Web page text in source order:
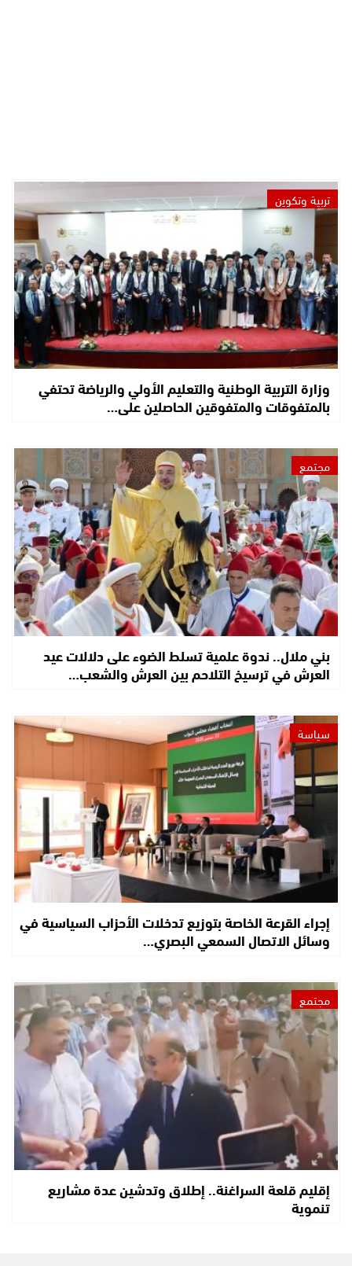
تربية وتكوين
وزارة التربية الوطنية والتعليم الأولي والرياضة تحتفي
بالمتفوقات والمتفوقين الحاصلين على…
مجتمع
بني ملال.. ندوة علمية تسلط الضوء على دلالات عيد
العرش في ترسيخ التلاحم بين العرش والشعب…
سياسة
إجراء القرعة الخاصة بتوزيع تدخلات الأحزاب السياسية في
وسائل الاتصال السمعي البصري…
مجتمع
إقليم قلعة السراغنة.. إطلاق وتدشين عدة مشاريع
تنموية